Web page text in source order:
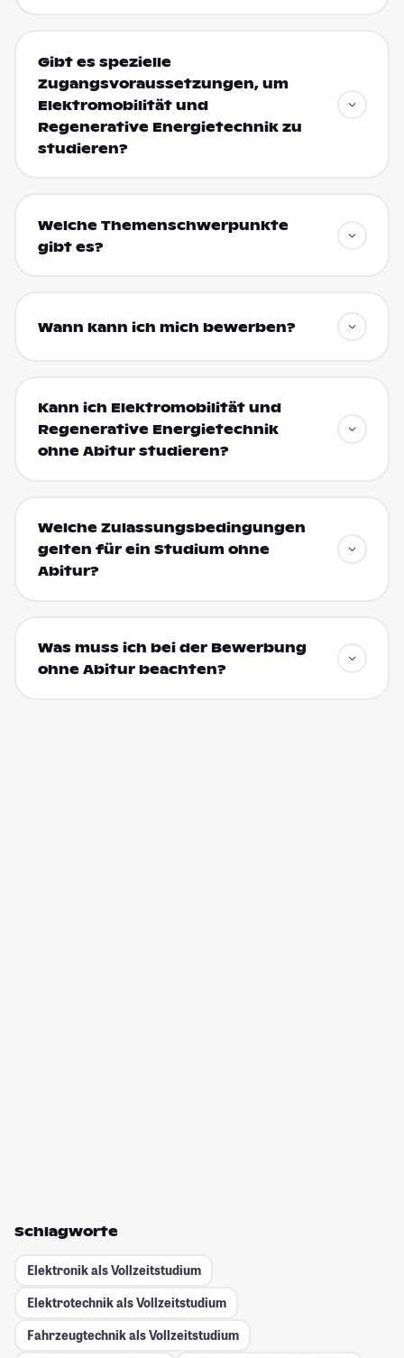
Gibt es spezielle
Zugangsvoraussetzungen, um
Elektromobilität und
Regenerative Energietechnik zu
studieren?
Welche Themenschwerpunkte
gibt es?
Wann kann ich mich bewerben?
Kann ich Elektromobilität und
Regenerative Energietechnik
ohne Abitur studieren?
Welche Zulassungsbedingungen
gelten für ein Studium ohne
Abitur?
Was muss ich bei der Bewerbung
ohne Abitur beachten?
Schlagworte
Elektronik als Vollzeitstudium
Elektrotechnik als Vollzeitstudium
Fahrzeugtechnik als Vollzeitstudium